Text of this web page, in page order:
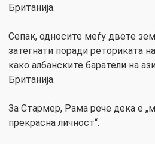
Британија.
Сепак, односите меѓу двете
затегнати поради реториката
како албанските баратели на
Британија.
За Стармер, Рама рече дека е
прекрасна личност“.